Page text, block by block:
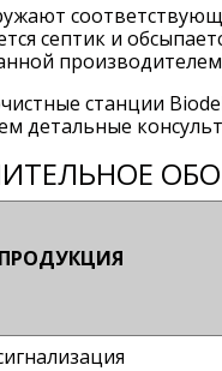
септик и
станции
детальные
ПРОДУКЦИЯ